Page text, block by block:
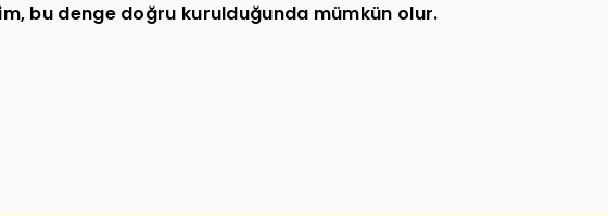
bu denge doğru kurulduğunda mümkün olur.